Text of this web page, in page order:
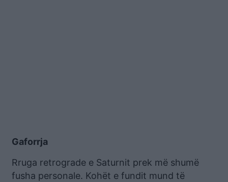
Gaforrja
Rruga retrograde e Saturnit prek më shumë
fusha personale. Kohët e fundit mund të